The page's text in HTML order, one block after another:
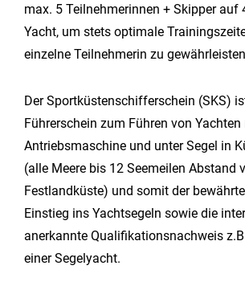
max. 5 Teilnehmerinnen + Skipper auf
Yacht, um stets optimale
einzelne Teilnehmerin zu
Der Sportküstenschifferschein (SKS)
Führerschein zum Führen von
Antriebsmaschine und unter Segel in
(alle Meere bis 12 Seemeilen Abstand
Festlandküste) und somit der
Einstieg ins Yachtsegeln sowie die
anerkannte Qualifikationsnachweis
einer Segelyacht.